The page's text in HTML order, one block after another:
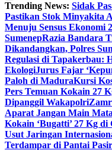
Trending News: Sidak
Pastikan Stok Minyakita
Menuju Sensus Ekonomi
SumenepRazia Bandara
Dikandangkan, Polres
Regulasi di Tapakerbau:
EkologiJurus Fajar
Paloh di MaduraKursi
Pers Temuan Kokain 27
Dipanggil Wakapolri
Aparat Jangan Main
Kokain ‘Bugatti’ 27 Kg
Usut Jaringan
Terdampar di Pantai